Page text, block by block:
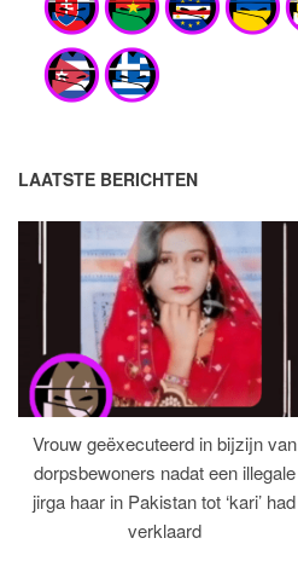
LAATSTE BERICHTEN
Vrouw geëxecuteerd in bijzijn van
dorpsbewoners nadat een illegale
jirga haar in Pakistan tot ‘kari’ had
verklaard